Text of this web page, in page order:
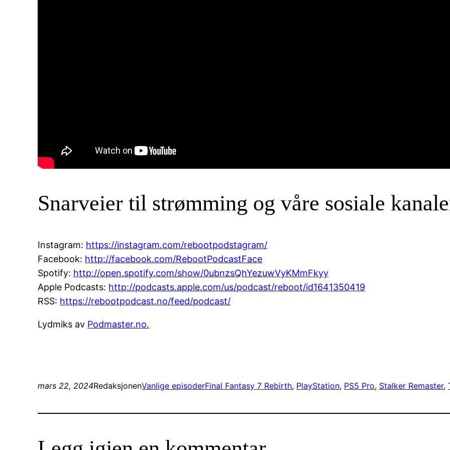
Snarveier til strømming og våre sosiale
Instagram: https://instagram.com/rebootpodstagram/
Facebook: http://facebook.com/RebootPodcastFace
Spotify: http://open.spotify.com/show/0ubnzsQhYezuwVyKMmFkyy
Apple Podcasts: http://podcasts.apple.com/us/podcast/reboot/id1641350419
RSS: https://rebootpodcast.no/feed/podcast/
Lydmiks av Podmaster.no.
mars 22, 2024RedaksjonenVanlige episoderFinal Fantasy 7 Rebirth, PlayStation, PS5 Pro, Stalker Remaster,